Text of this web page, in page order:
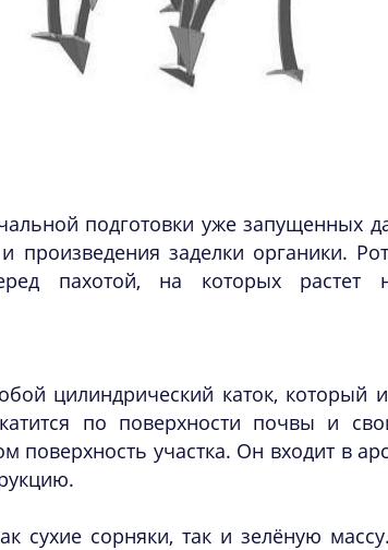
подготовки уже запущенных
произведения заделки органики.
пахотой, на которых растет
цилиндрический каток, который
по поверхности почвы и
поверхность участка. Он входит в
сухие сорняки, так и зелёную